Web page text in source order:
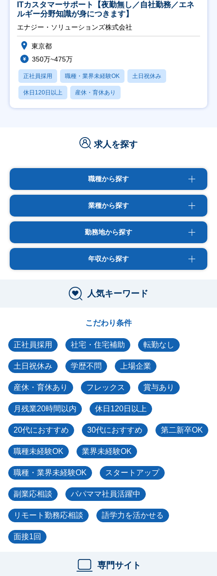
ITカスタマーサポート【夜勤無し／自社勤務／エネ
ルギー分野知識が身につきます】
エナジー・ソリューションズ株式会社
東京都
350万~475万
正社員採用 職種・業界未経験OK 土日祝休み
休日120日以上 産休・育休あり
求人を探す
職種から探す
業種から探す
勤務地から探す
年収から探す
人気キーワード
こだわり条件
正社員採用 社宅・住宅補助 転勤なし
土日祝休み 学歴不問 上場企業
産休・育休あり フレックス 賞与あり
月残業20時間以内 休日120日以上
20代におすすめ 30代におすすめ 第二新卒OK
職種未経験OK 業界未経験OK
職種・業界未経験OK スタートアップ
副業応相談 パパママ社員活躍中
リモート勤務応相談 語学力を活かせる
面接1回
専門サイト